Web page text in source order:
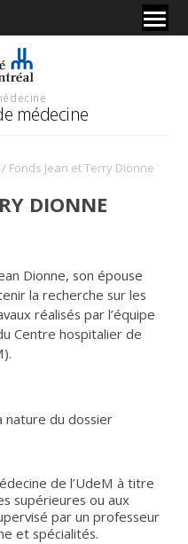
médecine
/ Fonds Jean et Terry Dionne
DIONNE
Dionne, son épouse
la recherche sur les
réalisés par l’équipe
Centre hospitalier de
nature du dossier
de l’UdeM à titre
supérieures ou aux
par un professeur
et spécialités.